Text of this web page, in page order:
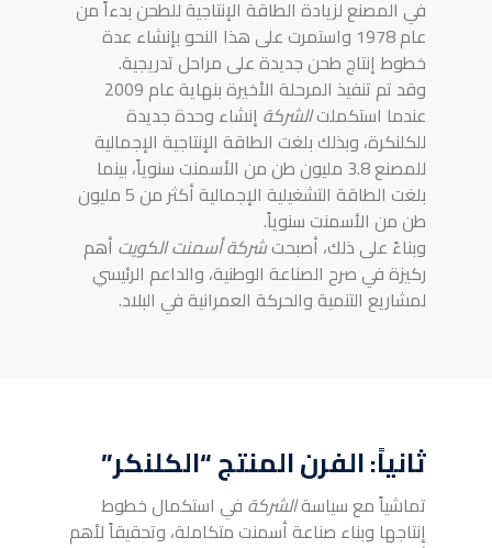
في المصنع لزيادة الطاقة الإنتاجية للطحن بدءاً من
عام 1978 واستمرت على هذا النحو بإنشاء عدة
خطوط إنتاج طحن جديدة على مراحل تدريجية.
وقد تم تنفيذ المرحلة الأخيرة بنهاية عام 2009
عندما استكملتالشركة إنشاء وحدة جديدة
للكلنكرة، وبذلك بلغت الطاقة الإنتاجية الإجمالية
للمصنع 3.8 مليون طن من الأسمنت سنوياً، بينما
بلغت الطاقة التشغيلية الإجمالية أكثر من 5 مليون
طن من الأسمنت سنوياً.
وبناءً على ذلك، أصبحتشركة أسمنت الكويت أهم
ركيزة في صرح الصناعة الوطنية، والداعم الرئيسي
لمشاريع التنمية والحركة العمرانية في البلاد.
ثانياً: الفرن المنتج “الكلنكر”
تماشياً مع سياسةالشركة في استكمال خطوط
إنتاجها وبناء صناعة أسمنت متكاملة، وتحقيقاً لأهم